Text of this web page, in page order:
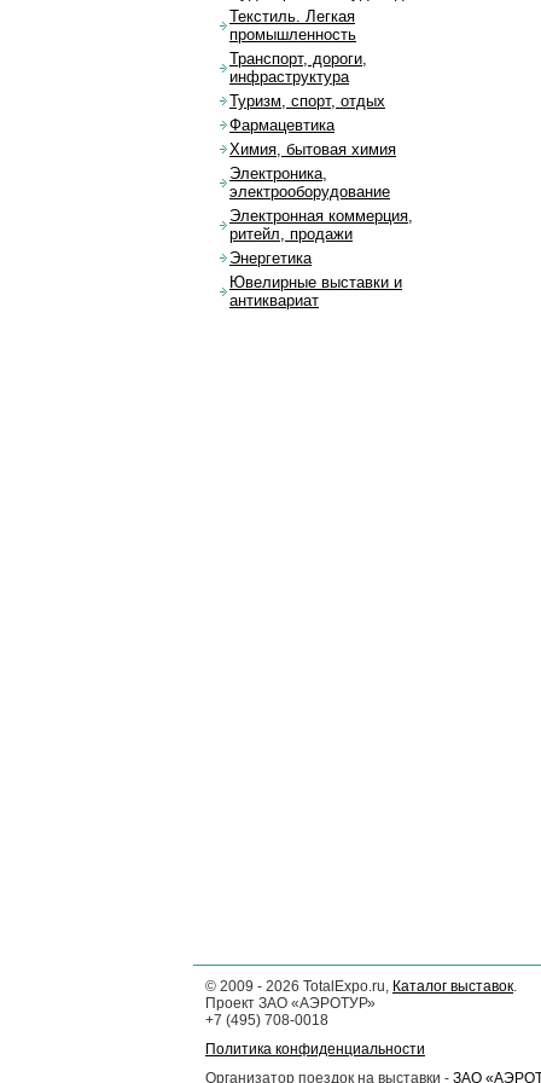
Текстиль. Легкая
промышленность
Транспорт, дороги,
инфраструктура
Туризм, спорт, отдых
Фармацевтика
Химия, бытовая химия
Электроника,
электрооборудование
Электронная коммерция,
ритейл, продажи
Энергетика
Ювелирные выставки и
антиквариат
© 2009 - 2026 TotalExpo.ru, Каталог выставок.
Проект ЗАО «АЭРОТУР»
+7 (495) 708-0018
Политика конфиденциальности
Организатор поездок на выставки - ЗАО